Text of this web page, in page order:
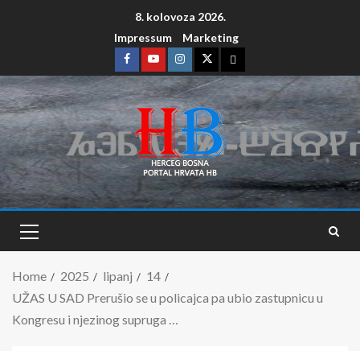
8. kolovoza 2026.
Impressum
Marketing
Home 2025 lipanj
14
UŽAS U SAD Prerušio se u policajca pa ubio zastupnicu u
Kongresu i njezinog supruga …